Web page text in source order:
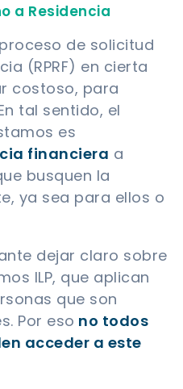
a Residencia
de solicitud
(RPRF) en cierta
costoso, para
tal sentido, el
es
financiera a
busquen la
ya sea para ellos o
dejar claro sobre
ILP, que aplican
que son
Por eso no todos
acceder a este